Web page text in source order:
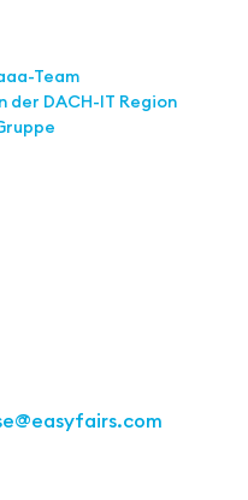
Team
der DACH-IT Region
@easyfairs.com